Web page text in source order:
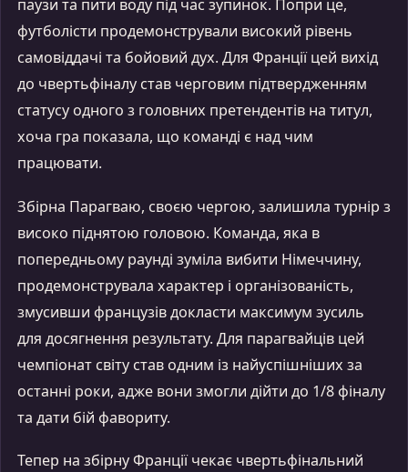
паузи та пити воду під час зупинок. Попри це,
футболісти продемонстрували високий рівень
самовіддачі та бойовий дух. Для Франції цей вихід
до чвертьфіналу став черговим підтвердженням
статусу одного з головних претендентів на титул,
хоча гра показала, що команді є над чим
працювати.
Збірна Парагваю, своєю чергою, залишила турнір з
високо піднятою головою. Команда, яка в
попередньому раунді зуміла вибити Німеччину,
продемонструвала характер і організованість,
змусивши французів докласти максимум зусиль
для досягнення результату. Для парагвайців цей
чемпіонат світу став одним із найуспішніших за
останні роки, адже вони змогли дійти до 1/8 фіналу
та дати бій фавориту.
Тепер на збірну Франції чекає чвертьфінальний